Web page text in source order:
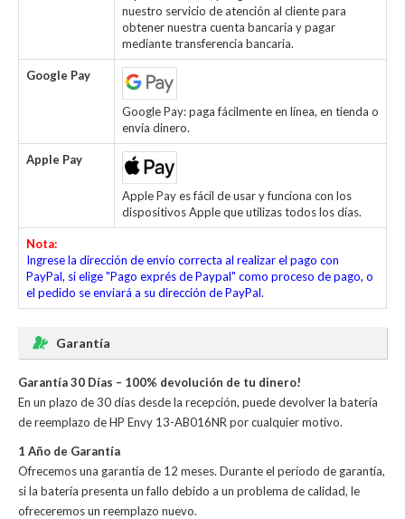
nuestro servicio de atención al cliente para
obtener nuestra cuenta bancaria y pagar
mediante transferencia bancaria.
Google Pay
Google Pay: paga fácilmente en línea, en tienda o
envía dinero.
Apple Pay
Apple Pay es fácil de usar y funciona con los
dispositivos Apple que utilizas todos los días.
Nota:
Ingrese la dirección de envío correcta al realizar el pago con
PayPal, si elige "Pago exprés de Paypal" como proceso de pago, o
el pedido se enviará a su dirección de PayPal.
Garantía
Garantía 30 Días – 100% devolución de tu dinero!
En un plazo de 30 días desde la recepción, puede devolver la batería
de reemplazo de HP Envy 13-AB016NR por cualquier motivo.
1 Año de Garantía
Ofrecemos una garantía de 12 meses. Durante el período de garantía,
si la batería presenta un fallo debido a un problema de calidad, le
ofreceremos un reemplazo nuevo.